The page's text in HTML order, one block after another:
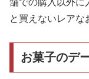
舗での購入以外に
と買えないレアな
お菓子のデ